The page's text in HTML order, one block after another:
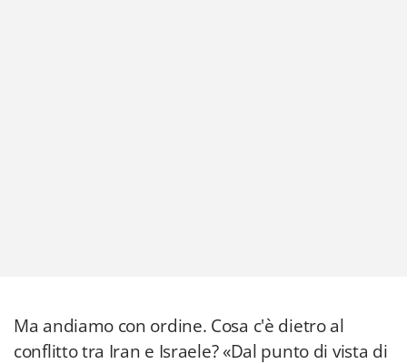
Ma andiamo con ordine. Cosa c'è dietro al
conflitto tra Iran e Israele? «Dal punto di vista di